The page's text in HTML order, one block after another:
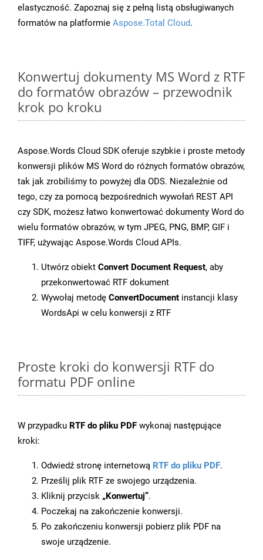
elastyczność. Zapoznaj się z pełną listą obsługiwanych
formatów na platformie Aspose.Total Cloud.
Konwertuj dokumenty MS Word z RTF
do formatów obrazów – przewodnik
krok po kroku
Aspose.Words Cloud SDK oferuje szybkie i proste metody
konwersji plików MS Word do różnych formatów obrazów,
tak jak zrobiliśmy to powyżej dla ODS. Niezależnie od
tego, czy za pomocą bezpośrednich wywołań REST API
czy SDK, możesz łatwo konwertować dokumenty Word do
wielu formatów obrazów, w tym JPEG, PNG, BMP, GIF i
TIFF, używając Aspose.Words Cloud APIs.
Utwórz obiekt Convert Document Request, aby
przekonwertować RTF dokument
Wywołaj metodę ConvertDocument instancji klasy
WordsApi w celu konwersji z RTF
Proste kroki do konwersji RTF do
formatu PDF online
W przypadku RTF do pliku PDF wykonaj następujące
kroki:
Odwiedź stronę internetową RTF do pliku PDF.
Prześlij plik RTF ze swojego urządzenia.
Kliknij przycisk „Konwertuj”.
Poczekaj na zakończenie konwersji.
Po zakończeniu konwersji pobierz plik PDF na
swoje urządzenie.